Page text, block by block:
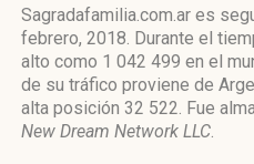
Sagradafamilia.com.ar es
febrero, 2018. Durante el
alto como 1 042 499 en el
de su tráfico proviene de
alta posición 32 522. Fue
New Dream Network LLC.